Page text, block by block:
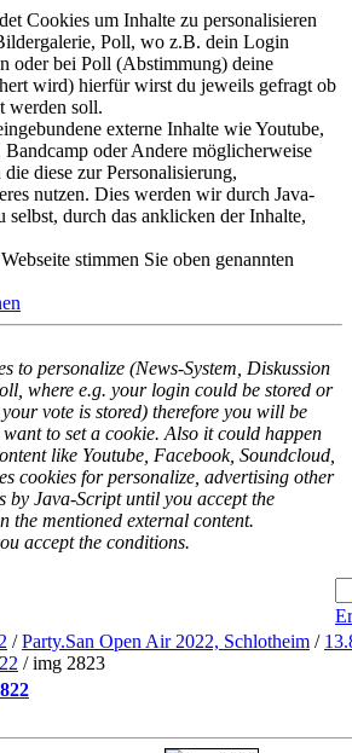
Cookies um Inhalte zu personalisieren
Poll, wo z.B. dein Login
oder bei Poll (Abstimmung) deine
wird) hierfür wirst du jeweils gefragt ob
werden soll.
externe Inhalte wie Youtube,
oder Andere möglicherweise
diese zur Personalisierung,
nutzen. Dies werden wir durch Java-
selbst, durch das anklicken der Inhalte,
stimmen Sie oben genannten
to personalize (News-System, Diskussion
where e.g. your login could be stored or
vote is stored) therefore you will be
to set a cookie. Also it could happen
like Youtube, Facebook, Soundcloud,
cookies for personalize, advertising other
by Java-Script until you accept the
the mentioned external content.
accept the conditions.
/Party.San Open Air 2022, Schlotheim /
/ img 2823